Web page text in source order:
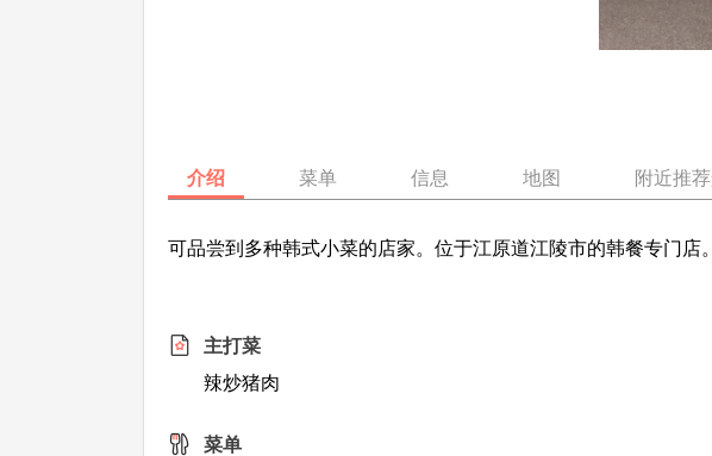
介绍 菜单 信息 地图 附近推
可品尝到多种韩式小菜的店家。位于江原道江陵市的韩餐专门店
主打菜
辣炒猪肉
菜单